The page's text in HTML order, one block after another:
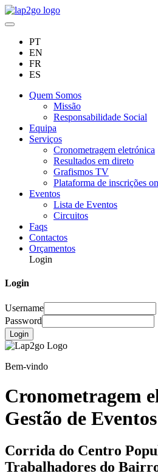
PT
EN
FR
ES
Quem Somos
Missão
Responsabilidade Social
Equipa
Serviços
Cronometragem eletrónica
Resultados em direto
Grafismos TV
Plataforma de inscrições
Eventos
Lista de Eventos
Circuitos
Faqs
Contactos
Orçamentos
Login
Login
Username
Password
Login
Bem-vindo
Cronometragem
Gestão de Eventos
Corrida do Centro
Trabalhadores do